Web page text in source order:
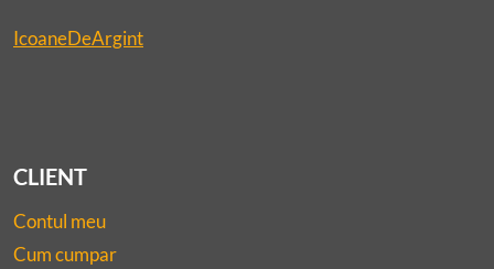
IcoaneDeArgint
CLIENT
Contul meu
Cum cumpar